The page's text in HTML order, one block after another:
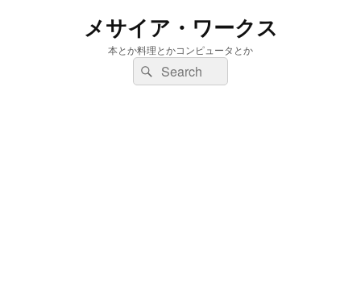
メサイア・ワークス
本とか料理とかコンピュータとか
検
索:
検
索